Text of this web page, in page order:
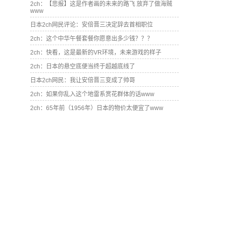
2ch：【悲报】这是作者画的未来的路飞 放弃了做海贼
www
日本2ch网民评论：安倍晋三决定辞去首相职位
2ch：这个中华午餐套餐你愿意出多少钱？？？
2ch：快看，这是最新的VR环境，未来游戏的样子
2ch：日本的悬空底便当终于超越底线了
日本2ch网民：我让安倍晋三变成了帅哥
2ch：如果你乱入这个地雷系赏花群体的话www
2ch：65年前（1956年）日本的物价太便宜了www